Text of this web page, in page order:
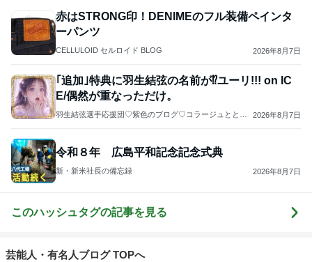
赤はSTRONG印！DENIMEのフル装備ペインタ
ーパンツ
CELLULOID セルロイド BLOG 2026年8月7日
｢追加｣特典に羽生結弦の名前が⁉️ユーリ!!! on IC
E/偶然が重なっただけ。
羽生結弦選手応援団♡紫色のブログ♡コラージュととも
2026年8月7日
令和８年 広島平和記念記念式典
新・新米社長の備忘録 2026年8月7日
このハッシュタグの記事を見る
芸能人・有名人ブログ TOPへ